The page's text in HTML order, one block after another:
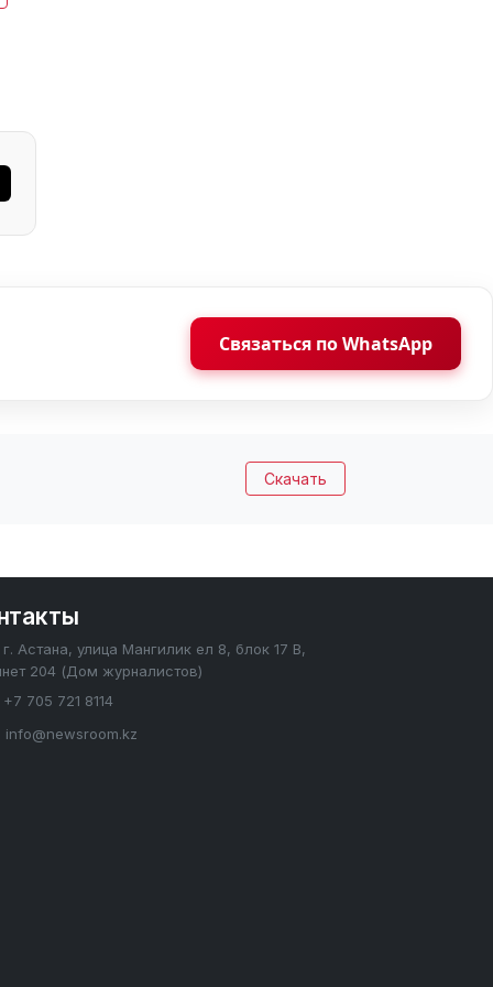
Связаться по WhatsApp
Скачать
г. Астана, улица Мангилик ел 8, блок 17 В,
204 (Дом журналистов)
+7 705 721 8114
info@newsroom.kz